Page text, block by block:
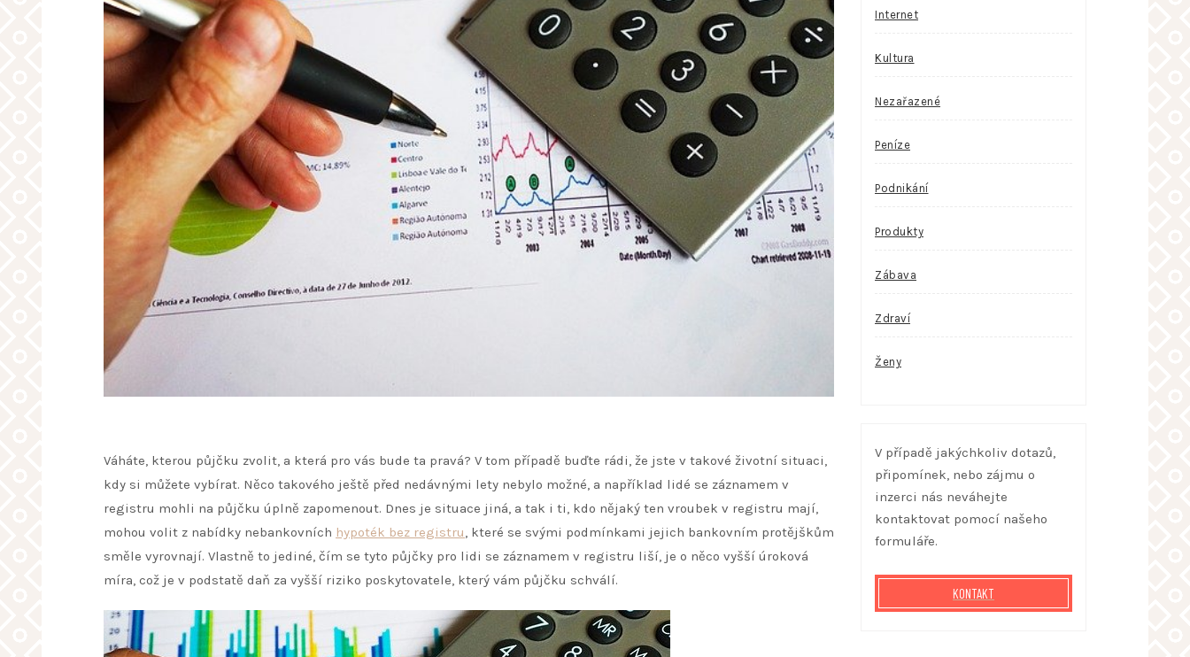
Váháte, kterou půjčku zvolit, a která pro vás bude ta pravá? V tom případě buďte rádi, že jste v takové životní situaci,
kdy si můžete vybírat. Něco takového ještě před nedávnými lety nebylo možné, a například lidé se záznamem v
registru mohli na půjčku úplně zapomenout. Dnes je situace jiná, a tak i ti, kdo nějaký ten vroubek v registru mají,
mohou volit z nabídky nebankovních hypoték bez registru, které se svými podmínkami jejich bankovním protějškům
směle vyrovnají. Vlastně to jediné, čím se tyto půjčky pro lidi se záznamem v registru liší, je o něco vyšší úroková
míra, což je v podstatě daň za vyšší riziko poskytovatele, který vám půjčku schválí.
Internet
Kultura
Nezařazené
Peníze
Podnikání
Produkty
Zábava
Zdraví
Ženy
V případě jakýchkoliv dotazů,
připomínek, nebo zájmu o
inzerci nás neváhejte
kontaktovat pomocí našeho
formuláře.
KONTAKT